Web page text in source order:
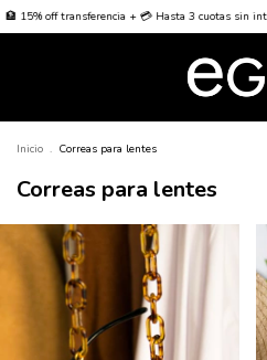
+ 💳 Hasta 3 cuotas sin interés + Envío
Inicio . Correas para lentes
Correas para lentes